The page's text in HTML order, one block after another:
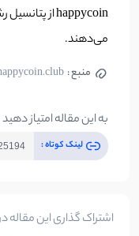
می‌دهند.
منبع :
به این مقاله امتیاز دهید
لینک کوتاه :
اشتراک گذاری این